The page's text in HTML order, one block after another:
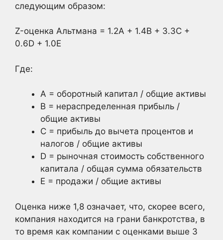
следующим образом:
Z-оценка Альтмана = 1.2A + 1.4B + 3.3C +
0.6D + 1.0E
Где:
A = оборотный капитал / общие активы
B = нераспределенная прибыль /
общие активы
C = прибыль до вычета процентов и
налогов / общие активы
D = рыночная стоимость собственного
капитала / общая сумма обязательств
E = продажи / общие активы
Оценка ниже 1,8 означает, что, скорее всего,
компания находится на грани банкротства, в
то время как компании с оценками выше 3